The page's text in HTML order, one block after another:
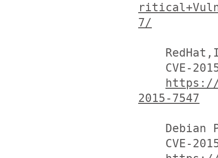
7/
https://
2015-7547